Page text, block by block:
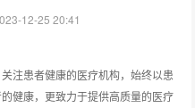
12-25 20:41
注患者健康的医疗机构，始终以患
健康，更致力于提供高质量的医疗